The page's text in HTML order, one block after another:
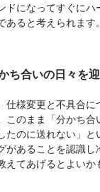
ドになってすぐに
あると考えられます。
ち合いの日々を
仕様変更と不具合に
このまま「分かち
たのに送れない」
があることを認識
えてあげるとよいか